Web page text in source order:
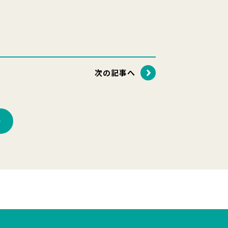
次の記事へ